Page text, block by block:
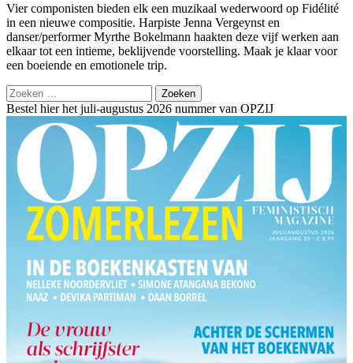
Vier componisten bieden elk een muzikaal wederwoord op Fidélité
in een nieuwe compositie. Harpiste Jenna Vergeynst en
danser/performer Myrthe Bokelmann haakten deze vijf werken aan
elkaar tot een intieme, beklijvende voorstelling. Maak je klaar voor
een boeiende en emotionele trip.
Zoeken
naar:
Bestel hier het juli-augustus 2026 nummer van OPZIJ